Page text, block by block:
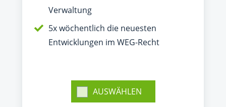
Verwaltung
5x wöchentlich die neuesten
Entwicklungen im WEG-Recht
AUSWÄHLEN